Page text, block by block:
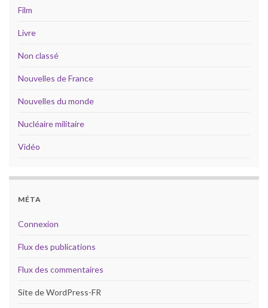
Film
Livre
Non classé
Nouvelles de France
Nouvelles du monde
Nucléaire militaire
Vidéo
MÉTA
Connexion
Flux des publications
Flux des commentaires
Site de WordPress-FR